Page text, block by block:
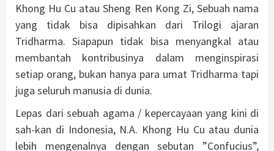
Khong Hu Cu atau Sheng Ren Kong Zi, Sebuah nama
yang tidak bisa dipisahkan dari Trilogi ajaran
Tridharma. Siapapun tidak bisa menyangkal atau
membantah kontribusinya dalam menginspirasi
setiap orang, bukan hanya para umat Tridharma tapi
juga seluruh manusia di dunia.
Lepas dari sebuah agama / kepercayaan yang kini di
sah-kan di Indonesia, N.A. Khong Hu Cu atau dunia
lebih mengenalnya dengan sebutan ”Confucius”,